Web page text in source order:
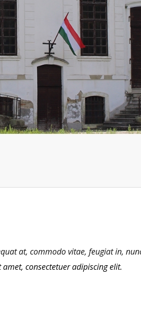
at, commodo vitae, feugiat in,
consectetuer adipiscing elit.